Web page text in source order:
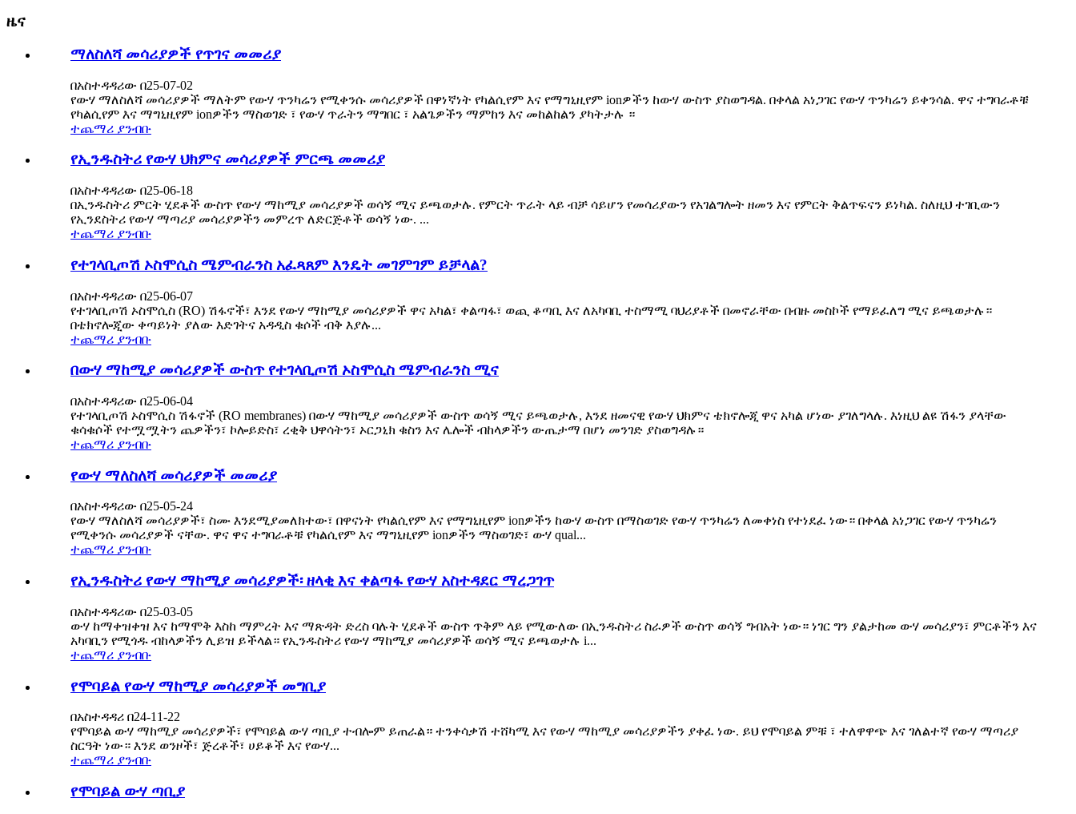
ዜና
ማለስለሻ መሳሪያዎች የጥገና መመሪያ
በአስተዳዳሪው በ25-07-02
የውሃ ማለስለሻ መሳሪያዎች ማለትም የውሃ ጥንካሬን የሚቀንሱ መሳሪያዎች በዋነኛነት የካልሲየም እና የማግኒዚየም ionዎችን ከውሃ ውስጥ ያስወግዳል. በቀላል አነጋገር የውሃ ጥንካሬን ይቀንሳል. ዋና ተግባራቶቹ
የካልሲየም እና ማግኒዚየም ionዎችን ማስወገድ ፣ የውሃ ጥራትን ማግበር ፣ አልጌዎችን ማምከን እና መከልከልን ያካትታሉ ።
ተጨማሪ ያንብቡ
የኢንዱስትሪ የውሃ ህክምና መሳሪያዎች ምርጫ መመሪያ
በአስተዳዳሪው በ25-06-18
በኢንዱስትሪ ምርት ሂደቶች ውስጥ የውሃ ማከሚያ መሳሪያዎች ወሳኝ ሚና ይጫወታሉ. የምርት ጥራት ላይ ብቻ ሳይሆን የመሳሪያውን የአገልግሎት ዘመን እና የምርት ቅልጥፍናን ይነካል. ስለዚህ ተገቢውን
የኢንደስትሪ የውሃ ማጣሪያ መሳሪያዎችን መምረጥ ለድርጅቶች ወሳኝ ነው. ...
ተጨማሪ ያንብቡ
የተገላቢጦሽ ኦስሞሲስ ሜምብራንስ አፈጻጸም እንዴት መገምገም ይቻላል?
በአስተዳዳሪው በ25-06-07
የተገላቢጦሽ ኦስሞሲስ (RO) ሽፋኖች፣ እንደ የውሃ ማከሚያ መሳሪያዎች ዋና አካል፣ ቀልጣፋ፣ ወጪ ቆጣቢ እና ለአካባቢ ተስማሚ ባህሪያቶች በመኖራቸው በብዙ መስኮች የማይፈለግ ሚና ይጫወታሉ።
በቴክኖሎጂው ቀጣይነት ያለው እድገትና አዳዲስ ቁሶች ብቅ እያሉ...
ተጨማሪ ያንብቡ
በውሃ ማከሚያ መሳሪያዎች ውስጥ የተገላቢጦሽ ኦስሞሲስ ሜምብራንስ ሚና
በአስተዳዳሪው በ25-06-04
የተገላቢጦሽ ኦስሞሲስ ሽፋኖች (RO membranes) በውሃ ማከሚያ መሳሪያዎች ውስጥ ወሳኝ ሚና ይጫወታሉ, እንደ ዘመናዊ የውሃ ህክምና ቴክኖሎጂ ዋና አካል ሆነው ያገለግላሉ. እነዚህ ልዩ ሽፋን ያላቸው
ቁሳቁሶች የተሟሟትን ጨዎችን፣ ኮሎይድስ፣ ረቂቅ ህዋሳትን፣ ኦርጋኒክ ቁስን እና ሌሎች ብከላዎችን ውጤታማ በሆነ መንገድ ያስወግዳሉ።
ተጨማሪ ያንብቡ
የውሃ ማለስለሻ መሳሪያዎች መመሪያ
በአስተዳዳሪው በ25-05-24
የውሃ ማለስለሻ መሳሪያዎች፣ ስሙ እንደሚያመለክተው፣ በዋናነት የካልሲየም እና የማግኒዚየም ionዎችን ከውሃ ውስጥ በማስወገድ የውሃ ጥንካሬን ለመቀነስ የተነደፈ ነው። በቀላል አነጋገር የውሃ ጥንካሬን
የሚቀንሱ መሳሪያዎች ናቸው. ዋና ዋና ተግባራቶቹ የካልሲየም እና ማግኒዚየም ionዎችን ማስወገድ፣ ውሃ qual...
ተጨማሪ ያንብቡ
የኢንዱስትሪ የውሃ ማከሚያ መሳሪያዎች፡ ዘላቂ እና ቀልጣፋ የውሃ አስተዳደር ማረጋገጥ
በአስተዳዳሪው በ25-03-05
ውሃ ከማቀዝቀዝ እና ከማሞቅ እስከ ማምረት እና ማጽዳት ድረስ ባሉት ሂደቶች ውስጥ ጥቅም ላይ የሚውለው በኢንዱስትሪ ስራዎች ውስጥ ወሳኝ ግብአት ነው። ነገር ግን ያልታከመ ውሃ መሳሪያን፣ ምርቶችን እና
አካባቢን የሚጎዱ ብከላዎችን ሊይዝ ይችላል። የኢንዱስትሪ የውሃ ማከሚያ መሳሪያዎች ወሳኝ ሚና ይጫወታሉ i...
ተጨማሪ ያንብቡ
የሞባይል የውሃ ማከሚያ መሳሪያዎች መግቢያ
በአስተዳዳሪ በ24-11-22
የሞባይል ውሃ ማከሚያ መሳሪያዎች፣ የሞባይል ውሃ ጣቢያ ተብሎም ይጠራል። ተንቀሳቃሽ ተሸካሚ እና የውሃ ማከሚያ መሳሪያዎችን ያቀፈ ነው. ይህ የሞባይል ምቹ ፣ ተለዋዋጭ እና ገለልተኛ የውሃ ማጣሪያ
ስርዓት ነው። እንደ ወንዞች፣ ጅረቶች፣ ሀይቆች እና የውሃ...
ተጨማሪ ያንብቡ
የሞባይል ውሃ ጣቢያ